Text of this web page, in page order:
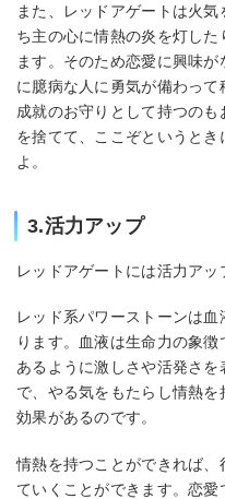
また、レッドアゲートは火
ち主の心に情熱の炎を灯し
ます。そのため恋愛に興味
に臆病な人に勇気が備わっ
成就のお守りとして持つの
を捨てて、ここぞというと
よ。
3.活力アップ
レッドアゲートには活力アッ
レッド系パワーストーンは
ります。血液は生命力の象
あるように激しさや活発さ
で、やる気をもたらし情熱
効果があるのです。
情熱を持つことができれば
ていくことができます。恋